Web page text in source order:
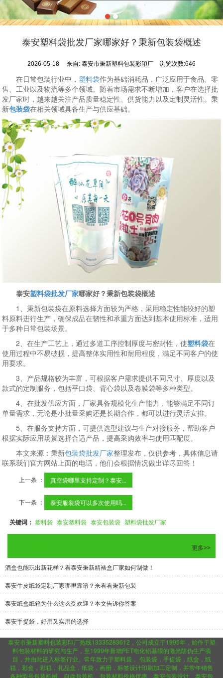
泰安塑料袋批发厂家哪家好？秉新包装袋概述
2026-05-18 来自:泰安市秉新塑料包装彩印厂 浏览次数:646
在日常包装行业中， 塑料袋作为基础消耗品，广泛应用于食品、零
售、工业以及物流等多个领域。随着市场需求不断增加，客户在选择批
发厂家时，越来越关注产品质量稳定性、供货能力以及定制灵活性。秉
新包装袋在相关领域具备生产与供应基础。
泰安塑料袋批发厂家哪家好？秉新包装袋概述
1、秉新包装袋在原料选择方面较为严格，采用稳定性能较好的塑
料原料进行生产，确保成品在韧性和承重方面达到基本使用标准，适用
于多种日常包装场景。
2、在生产工艺上，通过多道工序控制厚度与密封性，使塑料袋在
使用过程中不易破损，提高整体实用性和耐用程度，满足不同客户的使
用要求。
3、产品规格较为丰富，可根据客户需求提供不同尺寸、厚度以及
款式的定制服务，包括平口袋、背心袋以及卷膜袋等多种类型。
4、在批发供应方面，厂家具备规模化生产能力，能够满足不同订
单量需求，无论是小批量采购还是长期合作，都可以进行灵活安排。
5、在服务支持方面，可提供选型建议与生产对接服务，帮助客户
根据实际应用场景选择合适产品，提高采购效率与使用匹配度。
本文来源：秉新包装袋批发厂家整理发布，仅供参考，具体信息请
联系我们官方网站上面的电话，他们会根据情况做出详尽回答！
上一条 ： 真空袋哪里支持定制？泰安...
下一条 ： 泰安服装袋可以多次使用吗...
关键词：塑料袋 泰安塑料袋 泰安包装袋 塑料袋批发厂家
更多>>
酒盒也能玩出新花样？看泰安秉新精裱盒厂家如何制做！
泰安牛皮纸袋定制厂家哪里靠谱？来看看秉新包装
泰安纸盒纸箱为什么这么受欢迎？本文告诉你答案
泰安手提袋，好用又实用的选择
泰安市秉新塑料包装彩印厂热线13335283612，公司成立于1995年，始作于塑
料包装材料的研究与生产，至1999年新增PET电化铝基膜的激光防伪生产项
目，并由此进入标签行业。常年致力于塑料袋， 包装袋，手提袋，纸盒，纸
箱，彩盒，彩箱，礼品盒，纸袋，画册，标签设计印刷加工定制，并常年销售
各种型号包装机械、自动包装机、包装材料价格优惠。泰安包装设计、泰安包